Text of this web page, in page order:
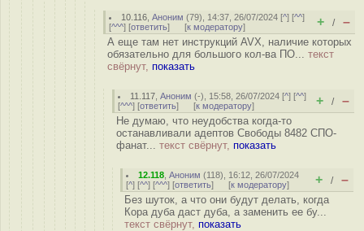
10.116 ,Аноним (79), 14:37, 26/07/2024 [^] [^^]
[^^^] [ответить] [к модератору] + / –
А еще там нет инструкций AVX, наличие которых
обязательно для большого кол-ва ПО... текст
свёрнут, показать
11.117 ,Аноним (-), 15:58, 26/07/2024 [^] [^^]
[^^^] [ответить] [к модератору] + / –
Не думаю, что неудобства когда-то
останавливали адептов Свободы 8482 СПО-
фанат... текст свёрнут, показать
12.118 ,Аноним (118), 16:12, 26/07/2024
[^] [^^] [^^^] [ответить] [к модератору] + / –
Без шуток, а что они будут делать, когда
Кора дуба даст дуба, а заменить ее бу...
текст свёрнут, показать